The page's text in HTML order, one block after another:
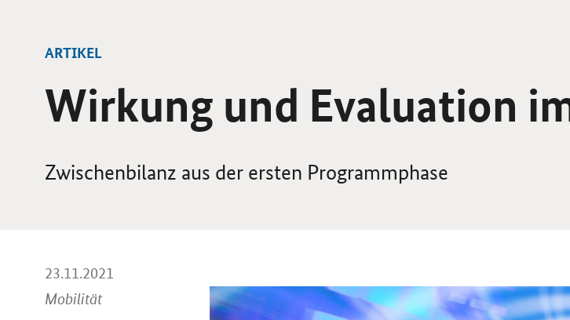
ARTIKEL
Wirkung und Evaluation
Zwischenbilanz aus der ersten Programmphase
23.11.2021
Mobilität